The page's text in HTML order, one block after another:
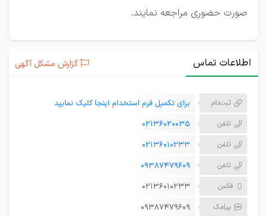
صورت حضوری مراجعه نمایند.
اطلاعات تماس گزارش مشکل آگهی
ثبت‌نام برای تکمیل فرم استخدام اینجا کلیک نمایید
تلفن 02136020035
تلفن 02136010233
تلفن 09387479609
فکس 02136010233
پیامک 09387479609